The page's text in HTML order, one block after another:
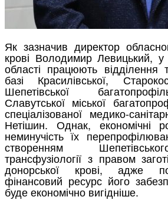
Як зазначив директор
крові Володимир Левицький, у
області працюють відділення
базі Красилівської,
Шепетівської
Славутської міської
спеціалізованої медико-
Нетішин. Однак, економічні
неминучість їх
створенням
трансфузіології з правом
донорської крові, адже
фінансовий ресурс його
буде економічно вигідніше.